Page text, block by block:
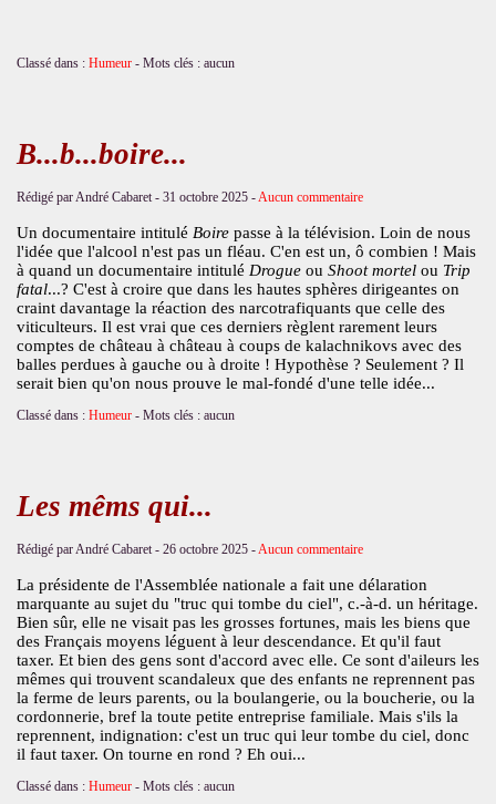
Classé dans : Humeur- Mots clés : aucun
B...b...boire...
Rédigé par André Cabaret - 31 octobre 2025- Aucun commentaire
Un documentaire intitulé Boirepasse à la télévision. Loin de nous
l'idée que l'alcool n'est pas un fléau. C'en est un, ô combien ! Mais
à quand un documentaire intitulé Drogue ou Shoot mortel ou Trip
fatal...? C'est à croire que dans les hautes sphères dirigeantes on
craint davantage la réaction des narcotrafiquants que celle des
viticulteurs. Il est vrai que ces derniers règlent rarement leurs
comptes de château à château à coups de kalachnikovs avec des
balles perdues à gauche ou à droite ! Hypothèse ? Seulement ? Il
serait bien qu'on nous prouve le mal-fondé d'une telle idée...
Classé dans : Humeur- Mots clés : aucun
Les mêms qui...
Rédigé par André Cabaret - 26 octobre 2025-Aucun commentaire
La présidente de l'Assemblée nationale a fait une délaration
marquante au sujet du "truc qui tombe du ciel", c.-à-d. un héritage.
Bien sûr, elle ne visait pas les grosses fortunes, mais les biens que
des Français moyens léguent à leur descendance. Et qu'il faut
taxer. Et bien des gens sont d'accord avec elle. Ce sont d'aileurs les
mêmes qui trouvent scandaleux que des enfants ne reprennent pas
la ferme de leurs parents, ou la boulangerie, ou la boucherie, ou la
cordonnerie, bref la toute petite entreprise familiale. Mais s'ils la
reprennent, indignation: c'est un truc qui leur tombe du ciel, donc
il faut taxer. On tourne en rond ? Eh oui...
Classé dans : Humeur- Mots clés : aucun